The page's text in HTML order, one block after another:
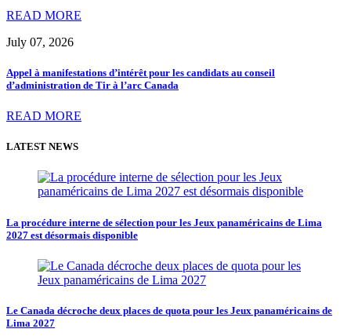
READ MORE
July 07, 2026
Appel à manifestations d’intérêt pour les candidats au conseil
d’administration de Tir à l’arc Canada
READ MORE
LATEST NEWS
La procédure interne de sélection pour les Jeux panaméricains de Lima
2027 est désormais disponible
Le Canada décroche deux places de quota pour les Jeux panaméricains de
Lima 2027